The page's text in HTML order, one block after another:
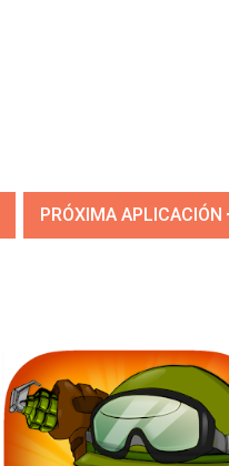
PRÓXIMA APLICACIÓN